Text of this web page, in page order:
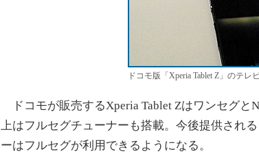
ドコモ版「Xperia Tablet Z」のテレ
ドコモが販売するXperia Tablet Zはワンセグと
上はフルセグチューナーも搭載。今後提供され
ーはフルセグが利用できるようになる。